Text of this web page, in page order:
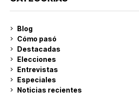
Blog
Cómo pasó
Destacadas
Elecciones
Entrevistas
Especiales
Noticias recientes